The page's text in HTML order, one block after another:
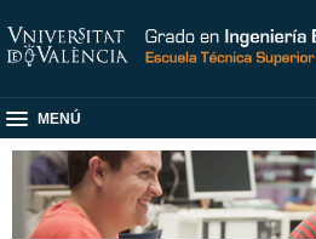
MENÚ